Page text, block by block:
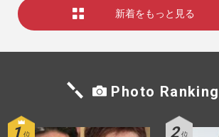
新着をもっと見る
Photo Ranking